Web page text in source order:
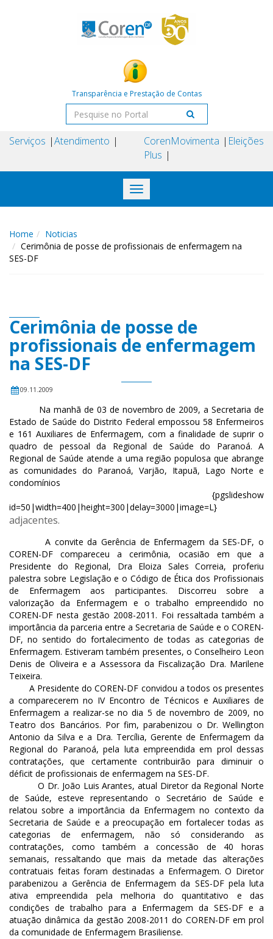
Transparência e Prestação de Contas
Serviços Atendimento
Coren
Plus
Movimenta Eleições
Toggle
navigation
Home
Noticias
Cerimônia de posse de profissionais de enfermagem na
SES-DF
Cerimônia de posse de
profissionais de enfermagem
na SES-DF
09.11.2009
Na manhã de 03 de novembro de 2009, a Secretaria de
Estado de Saúde do Distrito Federal empossou 58 Enfermeiros
e 161 Auxiliares de Enfermagem, com a finalidade de suprir o
quadro de pessoal da Regional de Saúde do Paranoá. A
Regional de Saúde atende a uma região populosa que abrange
as comunidades do Paranoá, Varjão, Itapuã, Lago Norte e
condomínios
{pgslideshow
id=50|width=400|height=300|delay=3000|image=L}
adjacentes.
A convite da Gerência de Enfermagem da SES-DF, o
COREN-DF compareceu a cerimônia, ocasião em que a
Presidente do Regional, Dra Eloiza Sales Correia, proferiu
palestra sobre Legislação e o Código de Ética dos Profissionais
de Enfermagem aos participantes. Discorreu sobre a
valorização da Enfermagem e o trabalho empreendido no
COREN-DF nesta gestão 2008-2011. Foi ressaltada também a
importância da parceria entre a Secretaria de Saúde e o COREN-
DF, no sentido do fortalecimento de todas as categorias de
Enfermagem. Estiveram também presentes, o Conselheiro Leon
Denis de Oliveira e a Assessora da Fiscalização Dra. Marilene
Teixeira.
A Presidente do COREN-DF convidou a todos os presentes
a comparecerem no IV Encontro de Técnicos e Auxiliares de
Enfermagem a realizar-se no dia 5 de novembro de 2009, no
Teatro dos Bancários. Por fim, parabenizou o Dr. Wellington
Antonio da Silva e a Dra. Tercília, Gerente de Enfermagem da
Regional do Paranoá, pela luta empreendida em prol dessas
contratações, que certamente contribuirão para diminuir o
déficit de profissionais de enfermagem na SES-DF.
O Dr. João Luis Arantes, atual Diretor da Regional Norte
de Saúde, esteve representando o Secretário de Saúde e
relatou sobre a importância da Enfermagem no contexto da
Secretaria de Saúde e a preocupação em fortalecer todas as
categorias de enfermagem, não só considerando as
contratações, como também a concessão de 40 horas
semanais, ressaltando que mais da metade das alterações
contratuais feitas foram destinadas a Enfermagem. O Diretor
parabenizou a Gerência de Enfermagem da SES-DF pela luta
ativa empreendida pela melhoria do quantitativo e das
condições de trabalho para a Enfermagem da SES-DF e a
atuação dinâmica da gestão 2008-2011 do COREN-DF em prol
da comunidade de Enfermagem Brasiliense.